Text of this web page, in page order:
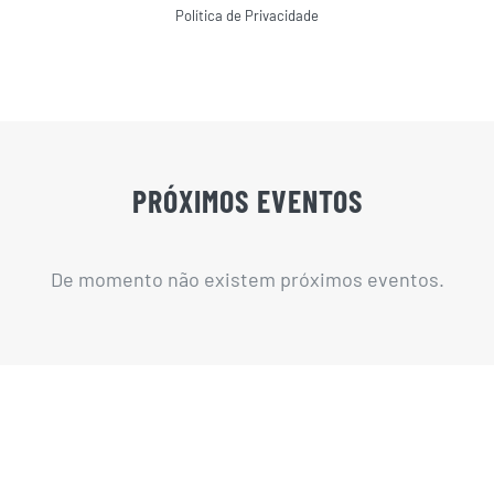
Política de Privacidade
PRÓXIMOS EVENTOS
De momento não existem próximos eventos.